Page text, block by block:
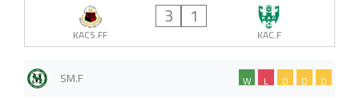
KACS.FF
3 1
KAC.F
SM.F D
D
D
L
W